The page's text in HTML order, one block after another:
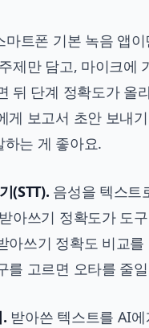
마트폰 기본 녹음 앱
제만 담고, 마이크에
뒤 단계 정확도가 올
게 보고서 초안 보내
하는 게 좋아요.
(STT). 음성을 텍스트
아쓰기 정확도가 도
아쓰기 정확도 비교를
를 고르면 오타를 줄
받아쓴 텍스트를 AI